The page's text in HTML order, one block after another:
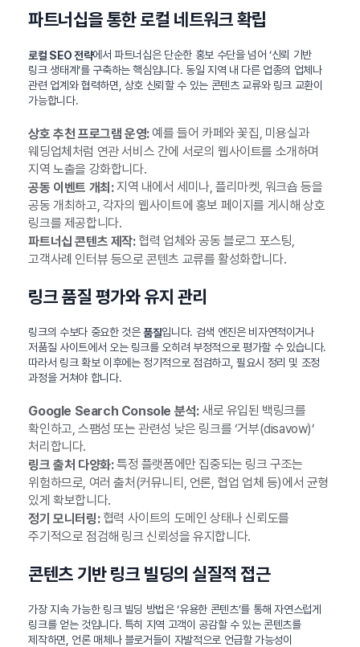
파트너십을 통한 로컬 네트워크 확립
로컬 SEO 전략에서 파트너십은 단순한 홍보 수단을 넘어 ‘신뢰 기반
링크 생태계’를 구축하는 핵심입니다. 동일 지역 내 다른 업종의 업체나
관련 업계와 협력하면, 상호 신뢰할 수 있는 콘텐츠 교류와 링크 교환이
가능합니다.
상호 추천 프로그램 운영:예를 들어 카페와 꽃집, 미용실과
웨딩업체처럼 연관 서비스 간에 서로의 웹사이트를 소개하며
지역 노출을 강화합니다.
공동 이벤트 개최:지역 내에서 세미나, 플리마켓, 워크숍 등을
공동 개최하고, 각자의 웹사이트에 홍보 페이지를 게시해 상호
링크를 제공합니다.
파트너십 콘텐츠 제작:협력 업체와 공동 블로그 포스팅,
고객사례 인터뷰 등으로 콘텐츠 교류를 활성화합니다.
링크 품질 평가와 유지 관리
링크의 수보다 중요한 것은품질입니다. 검색 엔진은 비자연적이거나
저품질 사이트에서 오는 링크를 오히려 부정적으로 평가할 수 있습니다.
따라서 링크 확보 이후에는 정기적으로 점검하고, 필요시 정리 및 조정
과정을 거쳐야 합니다.
Google Search Console 분석:새로 유입된 백링크를
확인하고, 스팸성 또는 관련성 낮은 링크를 ‘거부(disavow)’
처리합니다.
링크 출처 다양화:특정 플랫폼에만 집중되는 링크 구조는
위험하므로, 여러 출처(커뮤니티, 언론, 협업 업체 등)에서 균형
있게 확보합니다.
정기 모니터링:협력 사이트의 도메인 상태나 신뢰도를
주기적으로 점검해 링크 신뢰성을 유지합니다.
콘텐츠 기반 링크 빌딩의 실질적 접근
가장 지속 가능한 링크 빌딩 방법은 ‘유용한 콘텐츠’를 통해 자연스럽게
링크를 얻는 것입니다. 특히 지역 고객이 공감할 수 있는 콘텐츠를
제작하면, 언론 매체나 블로거들이 자발적으로 언급할 가능성이